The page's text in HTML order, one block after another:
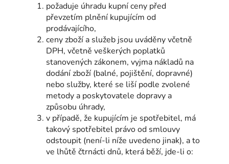
požaduje úhradu kupní ceny před
převzetím plnění kupujícím od
prodávajícího,
ceny zboží a služeb jsou uváděny včetně
DPH, včetně veškerých poplatků
stanovených zákonem, vyjma nákladů na
dodání zboží (balné, pojištění, dopravné)
nebo služby, které se liší podle zvolené
metody a poskytovatele dopravy a
způsobu úhrady,
v případě, že kupujícím je spotřebitel, má
takový spotřebitel právo od smlouvy
odstoupit (není-li níže uvedeno jinak), a to
ve lhůtě čtrnácti dnů, která běží, jde-li o: